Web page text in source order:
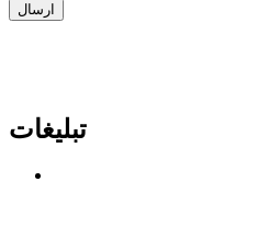
تبلیغات